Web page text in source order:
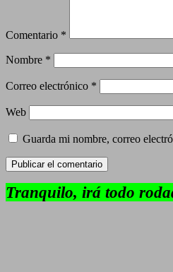
Comentario *
Nombre *
Correo electrónico *
Web
Guarda mi nombre, correo
Tranquilo, irá todo